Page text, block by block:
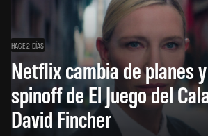
HACE 2 DÍAS
Netflix cambia de planes
spinoff de El Juego del
David Fincher